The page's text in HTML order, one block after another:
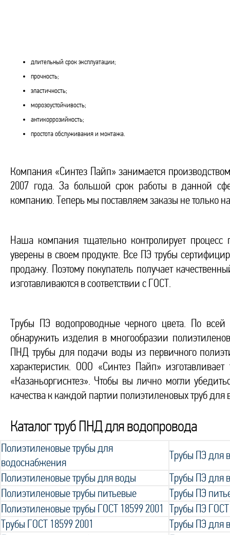
длительный срок эксплуатации;
прочность;
эластичность;
морозоустойчивость;
антикоррозийность;
простота обслуживания и монтажа.
Компания «Синтез Пайп» занимается
2007 года. За большой срок работы в данной
компанию. Теперь мы поставляем заказы не только
Наша компания тщательно контролирует
уверены в своем продукте. Все ПЭ трубы
продажу. Поэтому покупатель получает
изготавливаются в соответствии с ГОСТ.
Трубы ПЭ водопроводные черного цвета. По
обнаружить изделия в многообразии
ПНД трубы для подачи воды из первичного
характеристик. ООО «Синтез Пайп»
«Казаньоргиснтез». Чтобы вы лично могли
качества к каждой партии полиэтиленовых труб для
Каталог труб ПНД для водопровода
Полиэтиленовые трубы для
водоснабжения
Трубы ПЭ для
Полиэтиленовые трубы для воды
Трубы ПЭ для
Полиэтиленовые трубы питьевые
Трубы ПЭ
Полиэтиленовые трубы ГОСТ 18599 2001
Трубы ПЭ ГОСТ
Трубы ГОСТ 18599 2001
Трубы ПЭ для